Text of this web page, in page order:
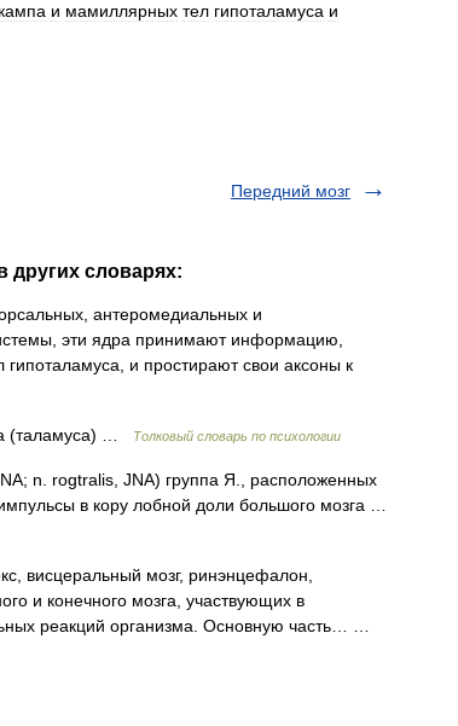
и мамиллярных тел гипоталамуса и
Передний мозг
других словарях:
антеромедиальных и
эти ядра принимают информацию,
и простирают свои аксоны к
(таламуса) … Толковый словарь по психологии
n. rogtralis, JNA) группа Я., расположенных
в кору лобной доли большого мозга …
висцеральный мозг, ринэнцефалон,
и конечного мозга, участвующих в
реакций организма. Основную часть… …